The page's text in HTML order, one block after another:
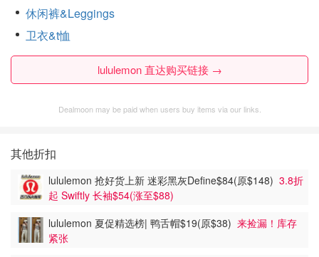
休闲裤&Leggings
卫衣&t恤
lululemon 直达购买链接 →
Dealmoon may be paid when users buy items via our links.
其他折扣
lululemon 抢好货上新 迷彩黑灰Define$84(原$148) 3.8折
起 Swiftly 长袖$54(涨至$88)
lululemon 夏促精选榜| 鸭舌帽$19(原$38) 来捡漏！库存
紧张